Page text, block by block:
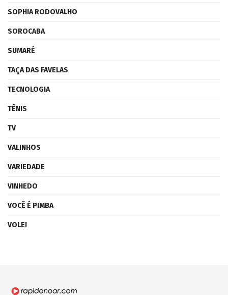
SOPHIA RODOVALHO
SOROCABA
SUMARÉ
TAÇA DAS FAVELAS
TECNOLOGIA
TÊNIS
TV
VALINHOS
VARIEDADE
VINHEDO
VOCÊ É PIMBA
VOLEI